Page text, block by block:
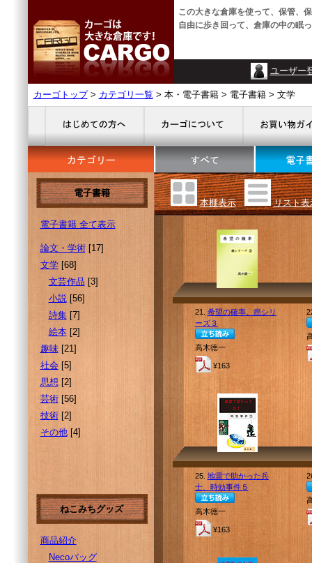
この大きな倉庫を使って、保管、
自由に歩き回って、倉庫の中の眠
ユーザー
カーゴトップ> カテゴリ一覧 > 本・電子書籍 > 電子書籍 > 文学
電子書籍
電子書籍 全て表示
論文・学術[17]
文学[68]
文芸作品 [3]
小説[56]
詩集[7]
絵本[2]
趣味[21]
社会[5]
思想 [2]
芸術[56]
技術[2]
その他[4]
ねこみちグッズ
商品紹介
Necoバッグ
本棚表示 リスト表
21. 希望の確率、癌シリ
ーズ３
高木徳一
¥163
25. 地雷で助かった兵
士、時効事件５
高木徳一
¥163